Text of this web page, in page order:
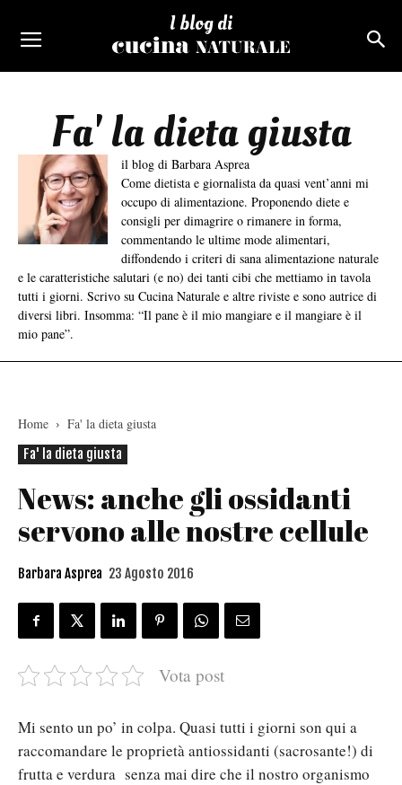
I blog di
Fa' la dieta giusta
il blog di Barbara Asprea
Come dietista e giornalista da quasi vent’anni mi
occupo di alimentazione. Proponendo diete e
consigli per dimagrire o rimanere in forma,
commentando le ultime mode alimentari,
diffondendo i criteri di sana alimentazione naturale
e le caratteristiche salutari (e no) dei tanti cibi che mettiamo in tavola
tutti i giorni. Scrivo su Cucina Naturale e altre riviste e sono autrice di
diversi libri. Insomma: “Il pane è il mio mangiare e il mangiare è il
mio pane”.
Home
Fa' la dieta giusta
Fa' la dieta giusta
News: anche gli ossidanti
servono alle nostre cellule
Barbara Asprea 23 Agosto 2016
Vota post
Mi sento un po’ in colpa. Quasi tutti i giorni son qui a
raccomandare le proprietà antiossidanti (sacrosante!) di
frutta e verdura senza mai dire che il nostro organismo